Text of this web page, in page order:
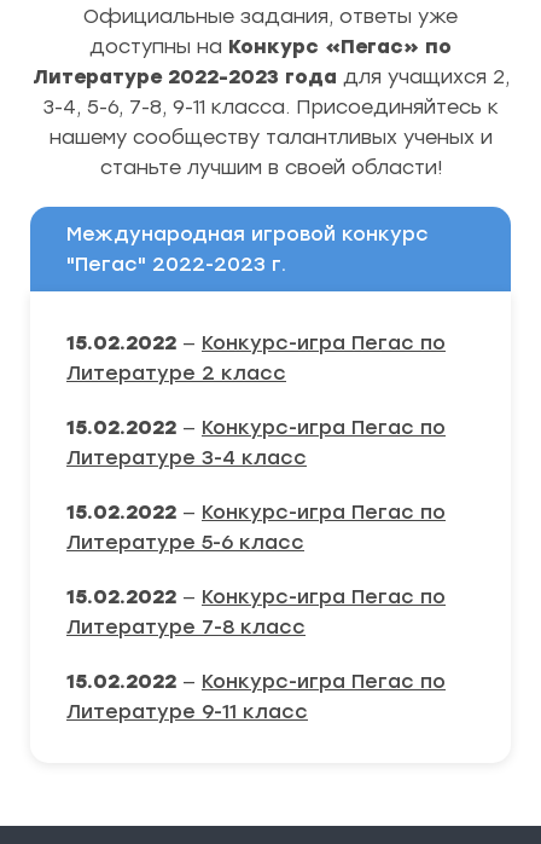
Официальные задания, ответы уже
доступны на Конкурс «Пегас» по
Литературе 2022-2023 года для учащихся 2,
3-4, 5-6, 7-8, 9-11 класса. Присоединяйтесь к
нашему сообществу талантливых ученых и
станьте лучшим в своей области!
Международная игровой конкурс
"Пегас" 2022-2023 г.
15.02.2022 — Конкурс-игра Пегас по
Литературе 2 класс
15.02.2022 — Конкурс-игра Пегас по
Литературе 3-4 класс
15.02.2022 — Конкурс-игра Пегас по
Литературе 5-6 класс
15.02.2022 — Конкурс-игра Пегас по
Литературе 7-8 класс
15.02.2022 — Конкурс-игра Пегас по
Литературе 9-11 класс